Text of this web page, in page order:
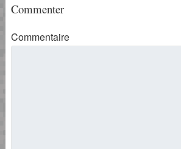
Commenter
Commentaire